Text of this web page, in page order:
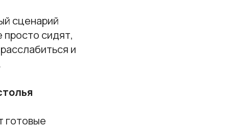
сценарий
просто сидят,
и
готовые